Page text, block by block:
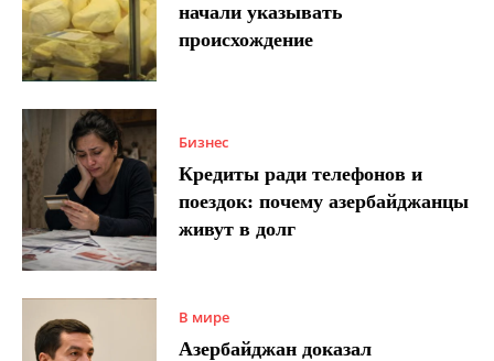
начали указывать
происхождение
Бизнес
Кредиты ради телефонов и
поездок: почему азербайджанцы
живут в долг
В мире
Азербайджан доказал